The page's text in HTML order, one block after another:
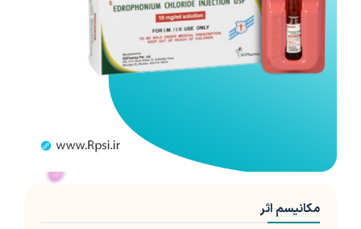
مکانیسم اثر